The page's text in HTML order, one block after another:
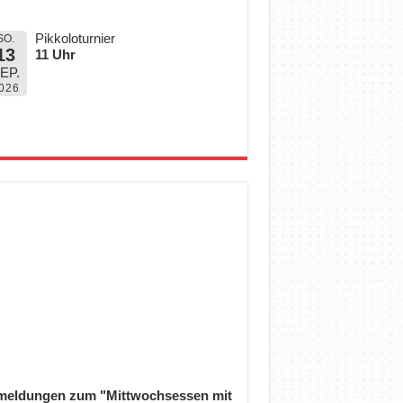
Pikkoloturnier
11 Uhr
zum "Mittwochsessen mit